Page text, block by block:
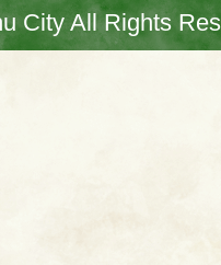
City All Rights